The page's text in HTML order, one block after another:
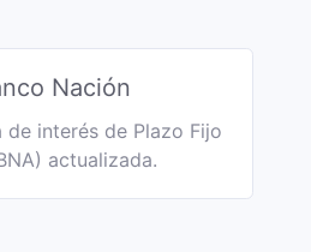
Nación
de interés de Plazo Fijo
actualizada.